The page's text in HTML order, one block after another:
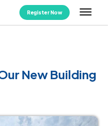
Register Now
New Building